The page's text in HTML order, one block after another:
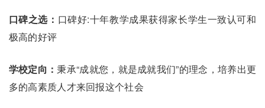
口碑之选： 口碑好:十年教学成果获得家长学生一致认可和
极高的好评
学校定向： 秉承“成就您，就是成就我们”的理念，培养出更
多的高素质人才来回报这个社会